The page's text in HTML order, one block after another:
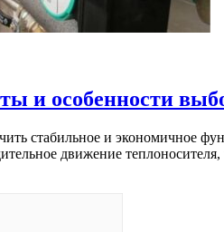
и особенности
стабильное и экономичное
движение